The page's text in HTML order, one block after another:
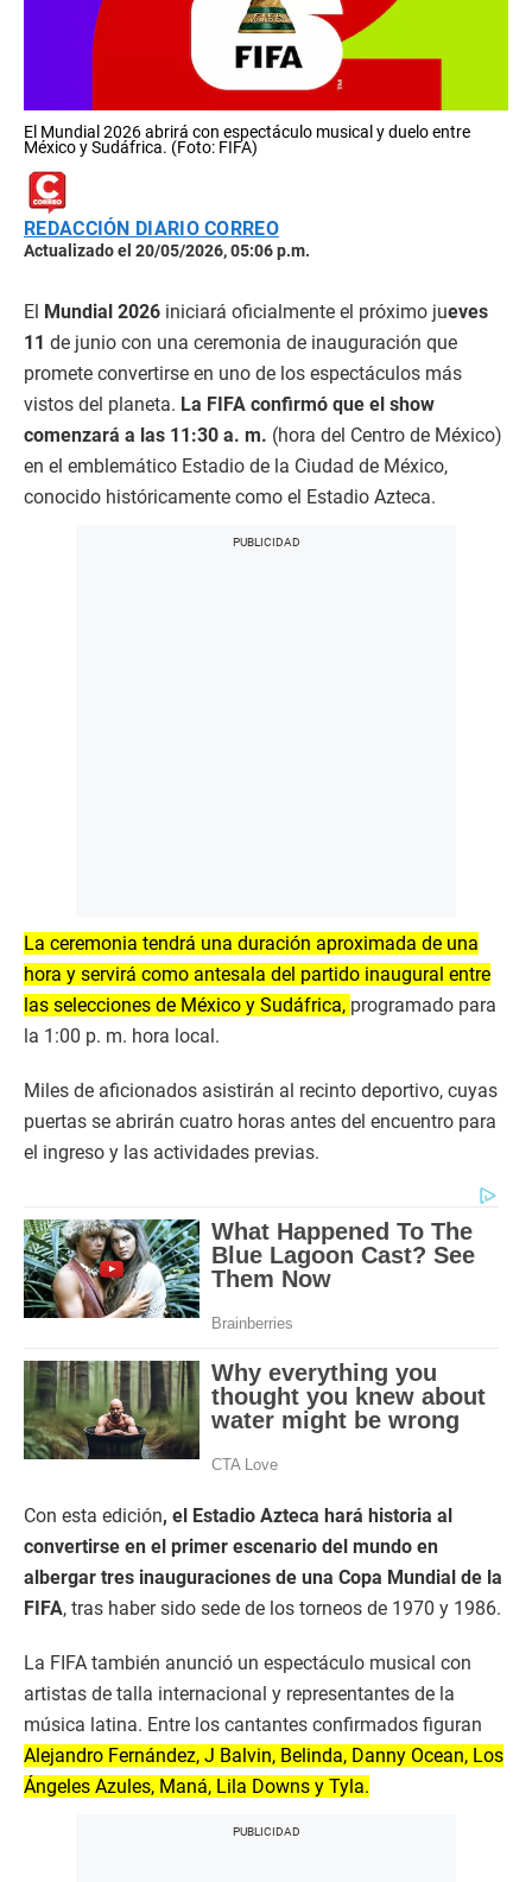
El Mundial 2026 abrirá con espectáculo musical y duelo entre
México y Sudáfrica. (Foto: FIFA)
REDACCIÓN DIARIO CORREO
Actualizado el 20/05/2026, 05:06 p.m.
El Mundial 2026 iniciará oficialmente el próximo jueves
11 de junio con una ceremonia de inauguración que
promete convertirse en uno de los espectáculos más
vistos del planeta. La FIFA confirmó que el show
comenzará a las 11:30 a. m. (hora del Centro de México)
en el emblemático Estadio de la Ciudad de México,
conocido históricamente como el Estadio Azteca.
La ceremonia tendrá una duración aproximada de una
hora y servirá como antesala del partido inaugural entre
las selecciones de México y Sudáfrica, programado para
la 1:00 p. m. hora local.
Miles de aficionados asistirán al recinto deportivo, cuyas
puertas se abrirán cuatro horas antes del encuentro para
el ingreso y las actividades previas.
Con esta edición, el Estadio Azteca hará historia al
convertirse en el primer escenario del mundo en
albergar tres inauguraciones de una Copa Mundial de la
FIFA, tras haber sido sede de los torneos de 1970 y 1986.
La FIFA también anunció un espectáculo musical con
artistas de talla internacional y representantes de la
música latina. Entre los cantantes confirmados figuran
Alejandro Fernández, J Balvin, Belinda, Danny Ocean, Los
Ángeles Azules, Maná, Lila Downs y Tyla.